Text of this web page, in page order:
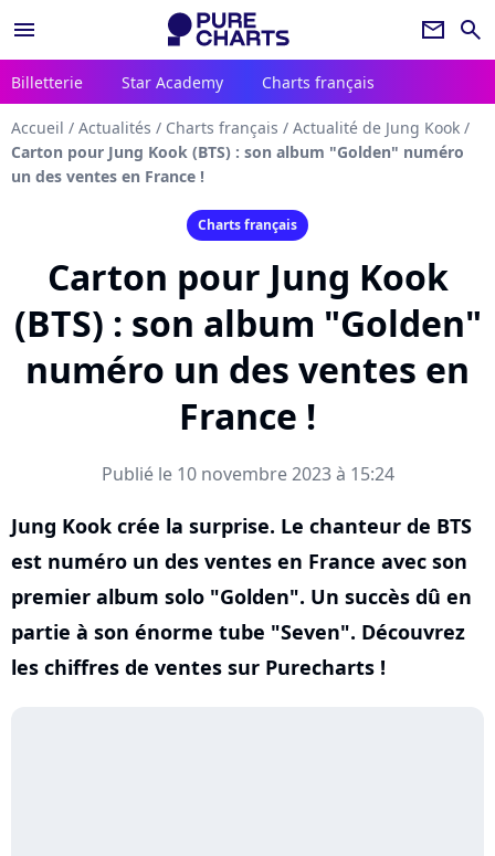
menu newsletter search
Billetterie Star Academy Charts français
Accueil / Actualités / Charts français / Actualité de Jung Kook /
Carton pour Jung Kook (BTS) : son album "Golden" numéro
un des ventes en France !
Charts français
Carton pour Jung Kook
(BTS) : son album "Golden"
numéro un des ventes en
France !
Publié le 10 novembre 2023 à 15:24
Jung Kook crée la surprise. Le chanteur de BTS
est numéro un des ventes en France avec son
premier album solo "Golden". Un succès dû en
partie à son énorme tube "Seven". Découvrez
les chiffres de ventes sur Purecharts !